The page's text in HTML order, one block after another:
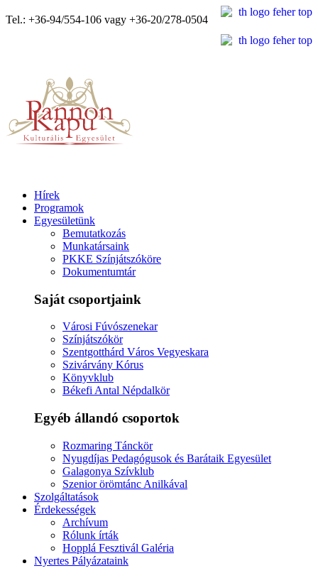
Tel.: +36-94/554-106 vagy +36-20/278-0504
Hírek
Programok
Egyesületünk
Bemutatkozás
Munkatársaink
PKKE Színjátszóköre
Dokumentumtár
Saját csoportjaink
Városi Fúvószenekar
Színjátszókör
Szentgotthárd Város Vegyeskara
Szivárvány Kórus
Könyvklub
Békefi Antal Népdalkör
Egyéb állandó csoportok
Rozmaring Tánckör
Nyugdíjas Pedagógusok és Barátaik Egyesület
Galagonya Szívklub
Szenior örömtánc Anilkával
Szolgáltatások
Érdekességek
Archívum
Rólunk írták
Hopplá Fesztivál Galéria
Nyertes Pályázataink